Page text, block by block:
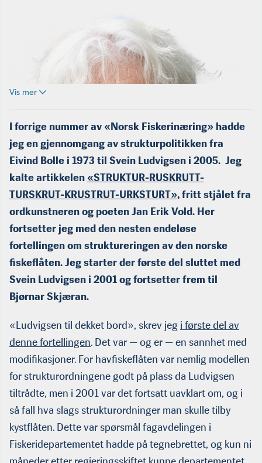
av Johán H. Williams
Willfish Ocean
Vis mer
I forrige nummer av «Norsk Fiskerinæring» hadde
jeg en gjennomgang av strukturpolitikken fra
Eivind Bolle i 1973 til Svein Ludvigsen i 2005. Jeg
kalte artikkelen «STRUKTUR-RUSKRUTT-
TURSKRUT-KRUSTRUT-URKSTURT», fritt stjålet fra
ordkunstneren og poeten Jan Erik Vold. Her
fortsetter jeg med den nesten endeløse
fortellingen om struktureringen av den norske
fiskeflåten. Jeg starter der første del sluttet med
Svein Ludvigsen i 2001 og fortsetter frem til
Bjørnar Skjæran.
«Ludvigsen til dekket bord», skrev jeg i første del av
denne fortellingen. Det var — og er — en sannhet med
modifikasjoner. For havfiskeflåten var nemlig modellen
for strukturordningene godt på plass da Ludvigsen
tiltrådte, men i 2001 var det fortsatt uavklart om, og i
så fall hva slags strukturordninger man skulle tilby
kystflåten. Dette var spørsmål fagavdelingen i
Fiskeridepartementet hadde på tegnebrettet, og kun ni